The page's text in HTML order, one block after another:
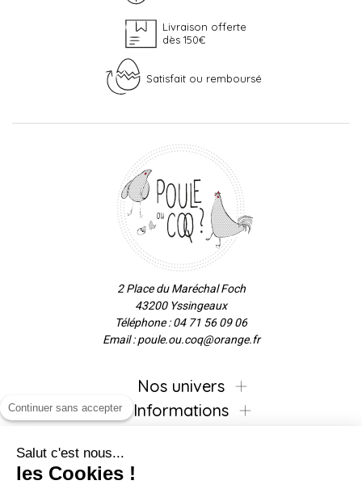
Livraison offerte
dès 150€
Satisfait ou remboursé
2 Place du Maréchal Foch
43200 Yssingeaux
Téléphone : 04 71 56 09 06
Email : poule.ou.coq@orange.fr
Nos univers
Informations
Continuer sans accepter
Salut c'est nous...
les Cookies !